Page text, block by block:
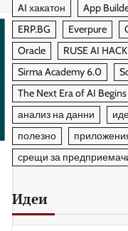
AI хакатон
App
ERP.BG
Everpure
Oracle
RUSE AI HACK
Sirma Academy 6.0
The Next Era of AI Begins
анализ на данни
полезно
срещи за
Идеи